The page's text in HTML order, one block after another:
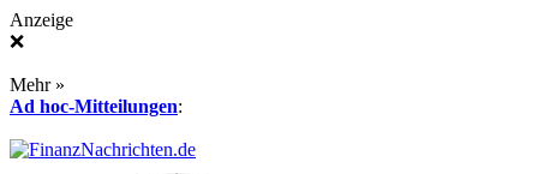
Anzeige
❌
Mehr »
Ad hoc-Mitteilungen: